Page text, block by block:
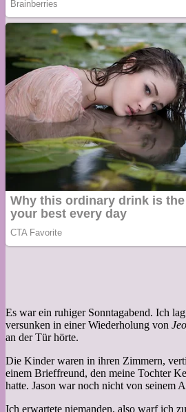
Es war ein ruhiger Sonntagabend. Ich
versunken in einer Wiederholung von
an der Tür hörte.
Die Kinder waren in ihren Zimmern,
einem Brieffreund, den meine Tochter
hatte. Jason war noch nicht von seinem
Ich erwartete niemanden, also warf ich